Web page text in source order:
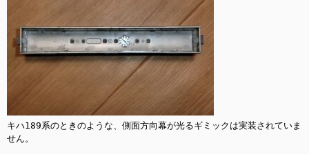
キハ189系のときのような、側面方向幕が光るギミックは実装されていま
せん。